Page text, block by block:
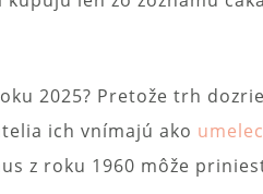
2025? Pretože trh
ich vnímajú ako
z roku 1960 môže